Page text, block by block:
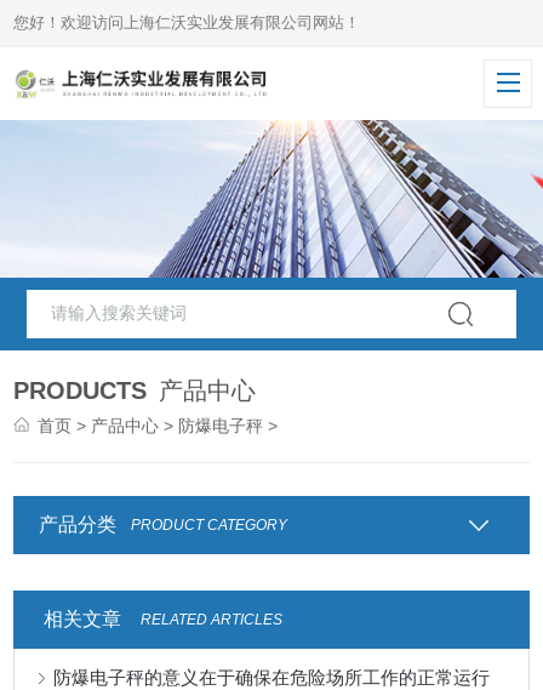
您好！欢迎访问上海仁沃实业发展有限公司网站！
PRODUCTS 产品中心
首页 > 产品中心 > 防爆电子秤 >
产品分类 PRODUCT CATEGORY
相关文章 RELATED ARTICLES
防爆电子秤的意义在于确保在危险场所工作的正常运行